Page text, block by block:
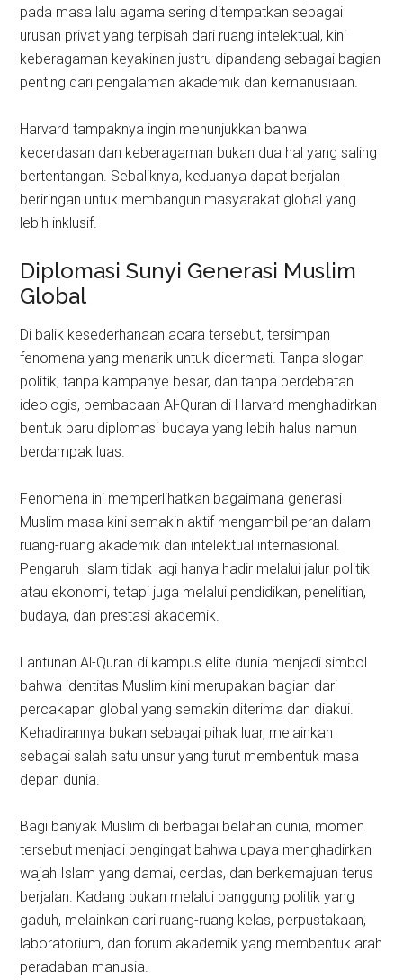
pada masa lalu agama sering ditempatkan sebagai
urusan privat yang terpisah dari ruang intelektual, kini
keberagaman keyakinan justru dipandang sebagai bagian
penting dari pengalaman akademik dan kemanusiaan.
Harvard tampaknya ingin menunjukkan bahwa
kecerdasan dan keberagaman bukan dua hal yang saling
bertentangan. Sebaliknya, keduanya dapat berjalan
beriringan untuk membangun masyarakat global yang
lebih inklusif.
Diplomasi Sunyi Generasi Muslim
Global
Di balik kesederhanaan acara tersebut, tersimpan
fenomena yang menarik untuk dicermati. Tanpa slogan
politik, tanpa kampanye besar, dan tanpa perdebatan
ideologis, pembacaan Al-Quran di Harvard menghadirkan
bentuk baru diplomasi budaya yang lebih halus namun
berdampak luas.
Fenomena ini memperlihatkan bagaimana generasi
Muslim masa kini semakin aktif mengambil peran dalam
ruang-ruang akademik dan intelektual internasional.
Pengaruh Islam tidak lagi hanya hadir melalui jalur politik
atau ekonomi, tetapi juga melalui pendidikan, penelitian,
budaya, dan prestasi akademik.
Lantunan Al-Quran di kampus elite dunia menjadi simbol
bahwa identitas Muslim kini merupakan bagian dari
percakapan global yang semakin diterima dan diakui.
Kehadirannya bukan sebagai pihak luar, melainkan
sebagai salah satu unsur yang turut membentuk masa
depan dunia.
Bagi banyak Muslim di berbagai belahan dunia, momen
tersebut menjadi pengingat bahwa upaya menghadirkan
wajah Islam yang damai, cerdas, dan berkemajuan terus
berjalan. Kadang bukan melalui panggung politik yang
gaduh, melainkan dari ruang-ruang kelas, perpustakaan,
laboratorium, dan forum akademik yang membentuk arah
peradaban manusia.